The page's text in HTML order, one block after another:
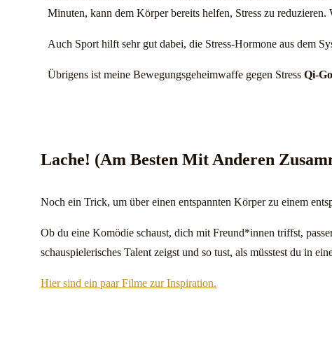
Minuten, kann dem Körper bereits helfen, Stress zu
Auch Sport hilft sehr gut dabei, die Stress-Hormone aus dem
Übrigens ist meine Bewegungsgeheimwaffe gegen Stress Qi-
Lache! (Am Besten Mit Anderen
Noch ein Trick, um über einen entspannten Körper zu einem
Ob du eine Komödie schaust, dich mit Freund*innen triffst,
schauspielerisches Talent zeigst und so tust, als müsstest du in
Hier sind ein paar Filme zur Inspiration.